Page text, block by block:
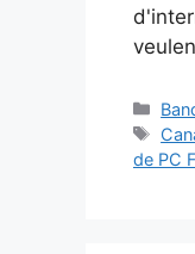
de PC